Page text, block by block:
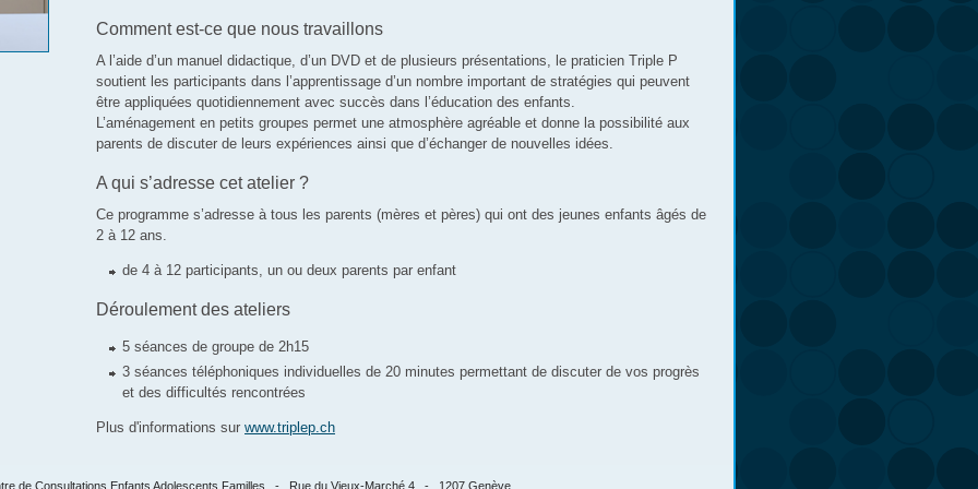
Comment est-ce que nous travaillons
A l’aide d’un manuel didactique, d’un DVD et de plusieurs présentations, le praticien Triple P
soutient les participants dans l’apprentissage d’un nombre important de stratégies qui peuvent
être appliquées quotidiennement avec succès dans l’éducation des enfants.
L’aménagement en petits groupes permet une atmosphère agréable et donne la possibilité aux
parents de discuter de leurs expériences ainsi que d’échanger de nouvelles idées.
A qui s’adresse cet atelier ?
Ce programme s’adresse à tous les parents (mères et pères) qui ont des jeunes enfants âgés de
2 à 12 ans.
de 4 à 12 participants, un ou deux parents par enfant
Déroulement des ateliers
5 séances de groupe de 2h15
3 séances téléphoniques individuelles de 20 minutes permettant de discuter de vos progrès
et des difficultés rencontrées
Plus d'informations sur www.triplep.ch
de Consultations Enfants Adolescents Familles - Rue du Vieux-Marché 4 - 1207 Genève